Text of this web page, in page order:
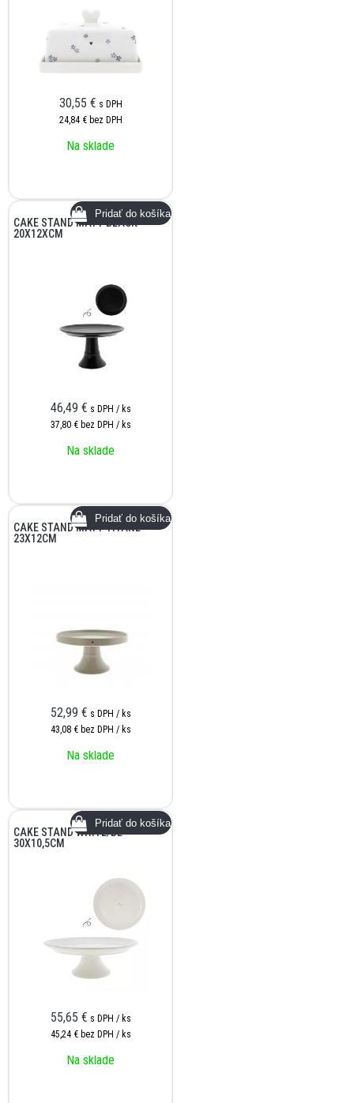
30,55 € s DPH
24,84 € bez DPH
Na sklade
CAKE STAND MATT BLACK
20X12XCM
46,49 € s DPH / ks
37,80 € bez DPH / ks
Na sklade
CAKE STAND MATT TITANE
23X12CM
52,99 € s DPH / ks
43,08 € bez DPH / ks
Na sklade
CAKE STAND WHITE/BL
30X10,5CM
55,65 € s DPH / ks
45,24 € bez DPH / ks
Na sklade